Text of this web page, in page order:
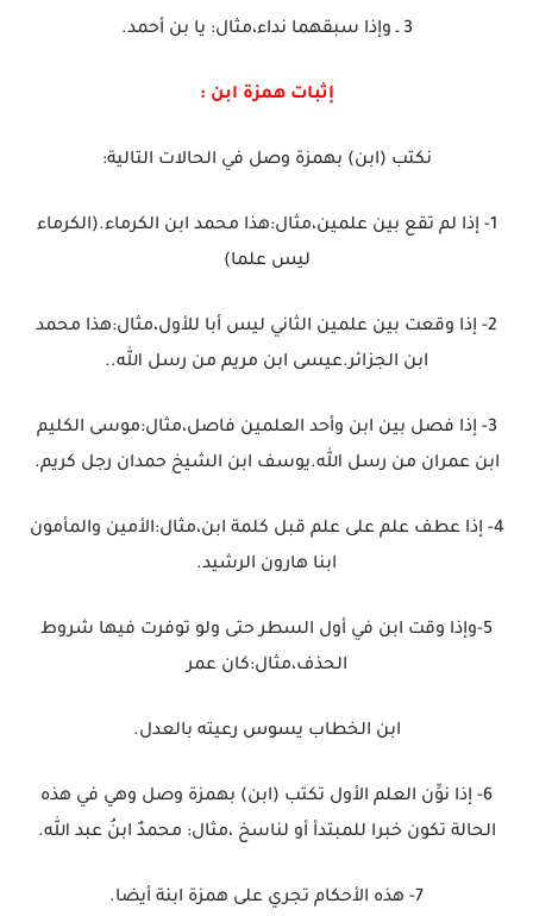
3 ـ وإذا سبقهما نداء،مثال: يا بن أحمد.
إثبات همزة ابن :
نكتب (ابن) بهمزة وصل في الحالات التالية:
1- إذا لم تقع بين علمين،مثال:هذا محمد ابن الكرماء.(الكرماء
ليس علما)
2- إذا وقعت بين علمين الثاني ليس أبا للأول،مثال:هذا محمد
ابن الجزائر.عيسى ابن مريم من رسل الله..
3- إذا فصل بين ابن وأحد العلمين فاصل،مثال:موسى الكليم
ابن عمران من رسل الله.يوسف ابن الشيخ حمدان رجل كريم.
4- إذا عطف علم على علم قبل كلمة ابن،مثال:الأمين والمأمون
ابنا هارون الرشيد.
5-وإذا وقت ابن في أول السطر حتى ولو توفرت فيها شروط
الحذف،مثال:كان عمر
ابن الخطاب يسوس رعيته بالعدل.
6- إذا نوِّن العلم الأول تكتب (ابن) بهمزة وصل وهي في هذه
الحالة تكون خبرا للمبتدأ أو لناسخ ،مثال: محمدٌ ابنُ عبد الله.
7- هذه الأحكام تجري على همزة ابنة أيضا.